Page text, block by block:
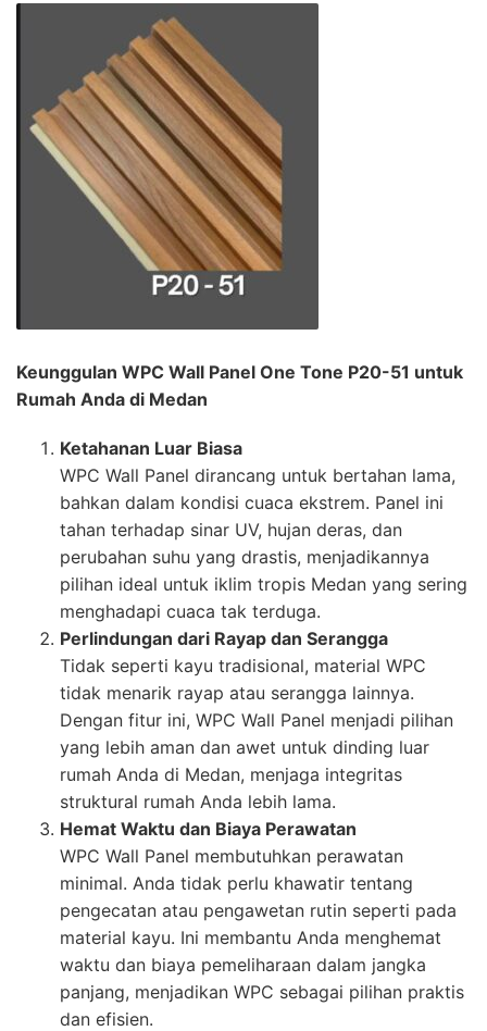
Keunggulan WPC Wall Panel One Tone P20-51 untuk
Rumah Anda di Medan
Ketahanan Luar Biasa
WPC Wall Panel dirancang untuk bertahan lama,
bahkan dalam kondisi cuaca ekstrem. Panel ini
tahan terhadap sinar UV, hujan deras, dan
perubahan suhu yang drastis, menjadikannya
pilihan ideal untuk iklim tropis Medan yang sering
menghadapi cuaca tak terduga.
Perlindungan dari Rayap dan Serangga
Tidak seperti kayu tradisional, material WPC
tidak menarik rayap atau serangga lainnya.
Dengan fitur ini, WPC Wall Panel menjadi pilihan
yang lebih aman dan awet untuk dinding luar
rumah Anda di Medan, menjaga integritas
struktural rumah Anda lebih lama.
Hemat Waktu dan Biaya Perawatan
WPC Wall Panel membutuhkan perawatan
minimal. Anda tidak perlu khawatir tentang
pengecatan atau pengawetan rutin seperti pada
material kayu. Ini membantu Anda menghemat
waktu dan biaya pemeliharaan dalam jangka
panjang, menjadikan WPC sebagai pilihan praktis
dan efisien.